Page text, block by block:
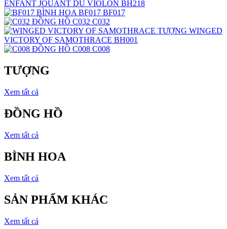
ENFANT JOUANT DU VIOLON BH218
BÌNH HOA BF017 BF017
ĐỒNG HỒ C032 C032
TƯỢNG WINGED
VICTORY OF SAMOTHRACE BH001
ĐỒNG HỒ C008 C008
TƯỢNG
Xem tất cả
ĐỒNG HỒ
Xem tất cả
BÌNH HOA
Xem tất cả
SẢN PHẨM KHÁC
Xem tất cả